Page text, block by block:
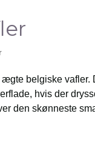
belgiske vafler.
hvis der
den skønneste